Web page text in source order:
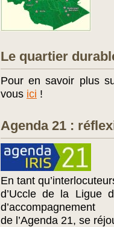
Le quartier
Pour en savoir plus
vous ici !
Agenda 21 :
En tant
d’Uccle de la Ligue
d’accompagnement
de l’Agenda 21, se